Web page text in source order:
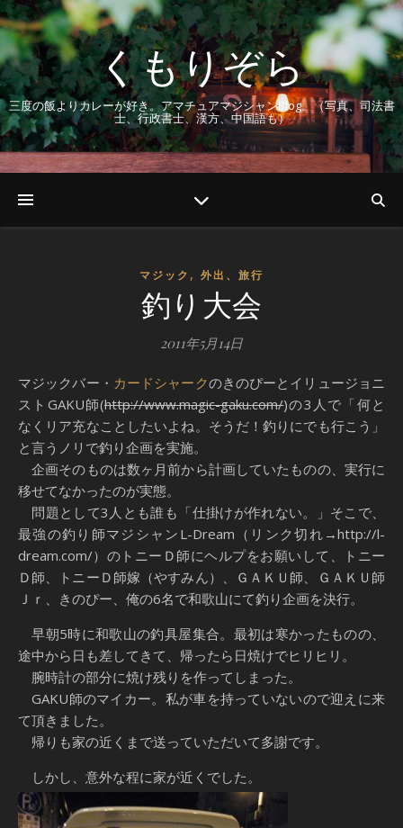
くもりぞら
三度の飯よりカレーが好き。アマチュアマジシャンBlog。（写真、司法書
士、行政書士、漢方、中国語も）
マジック , 外出、旅行
釣り大会
2011年5月14日
マジックバー・ カードシャークのきのぴーとイリュージョニ
ストGAKU師(http://www.magic-gaku.com/)の3人で「何と
なくリア充なことしたいよね。そうだ！釣りにでも行こう」
と言うノリで釣り企画を実施。
企画そのものは数ヶ月前から計画していたものの、実行に
移せてなかったのが実態。
問題として3人とも誰も「仕掛けが作れない。」そこで、
最強の釣り師マジシャンL-Dream（リンク切れ→http://l-
dream.com/）のトニーＤ師にヘルプをお願いして、トニー
Ｄ師、トニーＤ師嫁（やすみん）、ＧＡＫＵ師、ＧＡＫＵ師
Ｊｒ、きのぴー、俺の6名で和歌山にて釣り企画を決行。
早朝5時に和歌山の釣具屋集合。最初は寒かったものの、
途中から日も差してきて、帰ったら日焼けでヒリヒリ。
腕時計の部分に焼け残りを作ってしまった。
GAKU師のマイカー。私が車を持っていないので迎えに来
て頂きました。
帰りも家の近くまで送っていただいて多謝です。
しかし、意外な程に家が近くでした。